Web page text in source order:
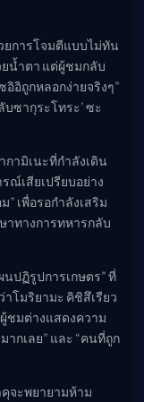
การโจมตีแบบไม่ทัน
น้ำตา แต่ผู้ชมกลับ
อิถูกหลอกง่ายจริงๆ”
ซากุระโทระ’ ซะ
ามิเนะที่กำลังเดิน
ณ์เสียเปรียบอย่าง
เพื่อรอกำลังเสริม
าทางการทหารกลับ
ปฏิรูปการเกษตร” ที่
โมริยามะ คิชิสึเรียว
ชมต่างแสดงความ
ากเลย” และ “คนที่ถูก
จะพยายามห้าม